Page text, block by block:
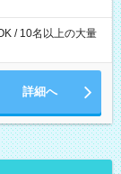
/ 10名以上の大量
詳細へ